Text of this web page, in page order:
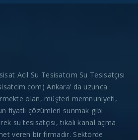
Acil Su Tesisatcım Su Tesisatçısı
Ankara’ da uzunca
olan, müşteri memnuniyeti,
fiyatlı çözümleri sunmak gibi
su tesisatçısı, tıkalı kanal açma
veren bir firmadır. Sektörde